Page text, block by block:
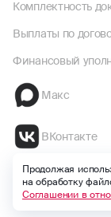
Комплектность
Выплаты по
Финансовый
Макс
ВКонтакте
Продолжая
на обработку
Соглашении в